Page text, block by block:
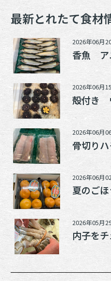
最新とれたて食材
2026年06月
香魚 ア
2026年06月
殻付き
2026年06月
骨切り
2026年06月
夏のご
2026年05月
内子を